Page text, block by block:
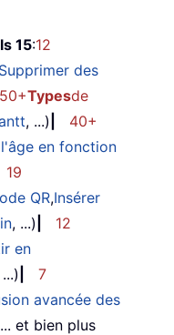
15:12
Supprimer des
50+Typesde
, ...)
40+
en fonction
19
QR,Insérer
, ...)
12
en
7
avancée des
... et bien plus